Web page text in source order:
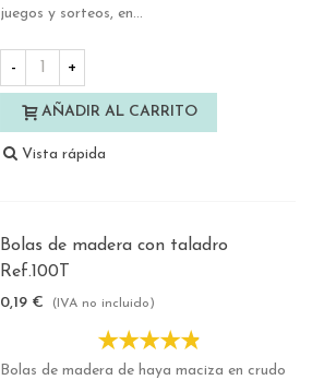
juegos y sorteos, en...
- +
AÑADIR AL CARRITO
Vista rápida
Bolas de madera con taladro
Ref.100T
0,19 € (IVA no incluido)
Bolas de madera de haya maciza en crudo